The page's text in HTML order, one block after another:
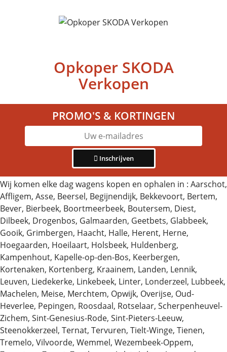
Opkoper SKODA
Verkopen
PROMO'S & KORTINGEN
Inschrijven
Wij komen elke dag wagens kopen en ophalen in : Aarschot,
Affligem, Asse, Beersel, Begijnendijk, Bekkevoort, Bertem,
Bever, Bierbeek, Boortmeerbeek, Boutersem, Diest,
Dilbeek, Drogenbos, Galmaarden, Geetbets, Glabbeek,
Gooik, Grimbergen, Haacht, Halle, Herent, Herne,
Hoegaarden, Hoeilaart, Holsbeek, Huldenberg,
Kampenhout, Kapelle-op-den-Bos, Keerbergen,
Kortenaken, Kortenberg, Kraainem, Landen, Lennik,
Leuven, Liedekerke, Linkebeek, Linter, Londerzeel, Lubbeek,
Machelen, Meise, Merchtem, Opwijk, Overijse, Oud-
Heverlee, Pepingen, Roosdaal, Rotselaar, Scherpenheuvel-
Zichem, Sint-Genesius-Rode, Sint-Pieters-Leeuw,
Steenokkerzeel, Ternat, Tervuren, Tielt-Winge, Tienen,
Tremelo, Vilvoorde, Wemmel, Wezembeek-Oppem,